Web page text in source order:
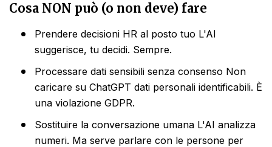
Cosa NON può (o non deve) fare
Prendere decisioni HR al posto tuo L'AI
suggerisce, tu decidi. Sempre.
Processare dati sensibili senza consenso Non
caricare su ChatGPT dati personali identificabili. È
una violazione GDPR.
Sostituire la conversazione umana L'AI analizza
numeri. Ma serve parlare con le persone per